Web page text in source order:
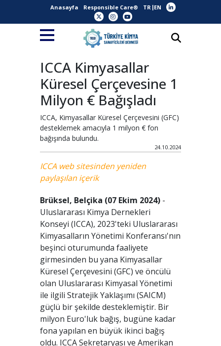
Anasayfa Responsible Care® TR EN
ICCA Kimyasallar
Küresel Çerçevesine 1
Milyon € Bağışladı
ICCA, Kimyasallar Küresel Çerçevesini (GFC)
desteklemek amacıyla 1 milyon € fon
bağışında bulundu.
24.10.2024
ICCA web sitesinden yeniden
paylaşılan içerik
Brüksel, Belçika (07 Ekim 2024)-
Uluslararası Kimya Dernekleri
Konseyi (ICCA), 2023'teki Uluslararası
Kimyasalların Yönetimi Konferansı'nın
beşinci oturumunda faaliyete
girmesinden bu yana Kimyasallar
Küresel Çerçevesini (GFC) ve öncülü
olan Uluslararası Kimyasal Yönetimi
ile ilgili Stratejik Yaklaşımı (SAICM)
güçlü bir şekilde desteklemiştir. Bir
milyon Euro'luk bağış, bugüne kadar
fona yapılan en büyük ikinci bağış
oldu. ICCA Sekretaryası ve Amerikan